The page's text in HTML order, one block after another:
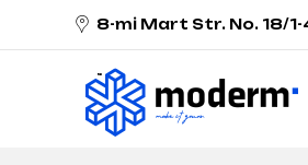
8-mi Mart Str. No. 18/1-